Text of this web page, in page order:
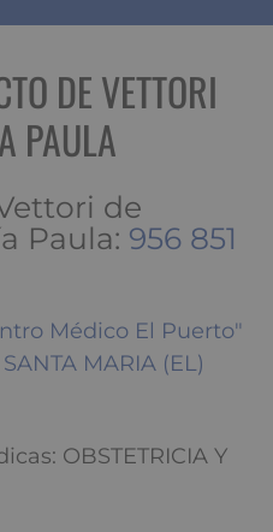
DE VETTORI
PAULA
de
Paula: 956 851
Médico El Puerto"
MARIA (EL)
OBSTETRICIA Y